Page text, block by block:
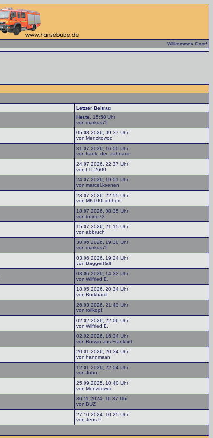
Willkommen Gast!
Letzter Beitrag
Heute , 15:50 Uhr
von markus75
05.08.2026, 09:37 Uhr
von Menzitowoc
31.07.2026, 16:50 Uhr
von frank_der_zahnarzt
24.07.2026, 22:37 Uhr
von LTL2600
24.07.2026, 19:51 Uhr
von marcel.koenen
23.07.2026, 22:55 Uhr
von MK100Liebherr
18.07.2026, 08:35 Uhr
von tofino73
15.07.2026, 21:15 Uhr
von abbruch
30.06.2026, 19:30 Uhr
von markus75
03.06.2026, 19:24 Uhr
von BaggerRalf
03.06.2026, 14:32 Uhr
von Wilfried E.
18.05.2026, 20:34 Uhr
von Burkhardt
26.03.2026, 21:43 Uhr
von rollkopf
02.02.2026, 22:06 Uhr
von Wilfried E.
02.02.2026, 16:34 Uhr
von Borwin aus Frankfurt
20.01.2026, 20:34 Uhr
von hannmann
12.01.2026, 22:54 Uhr
von Jobo
25.09.2025, 10:40 Uhr
von Menzitowoc
30.11.2024, 16:37 Uhr
von BUZ
27.10.2024, 10:25 Uhr
von Jens P.